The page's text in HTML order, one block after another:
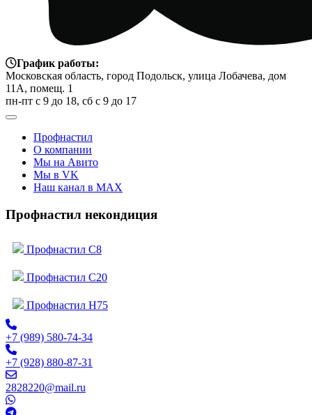
График работы:
Московская область, город Подольск, улица Лобачева, дом
11А, помещ. 1
пн-пт с 9 до 18, сб с 9 до 17
Профнастил
О компании
Мы на Авито
Мы в VK
Наш канал в MAX
Профнастил некондиция
Профнастил C8
Профнастил C20
Профнастил H75
+7 (989) 580-74-34
+7 (928) 880-87-31
2828220@mail.ru